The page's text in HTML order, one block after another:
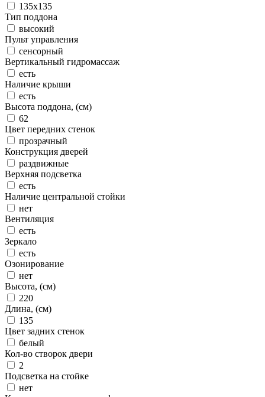
135x135
Тип поддона
высокий
Пульт управления
сенсорный
Вертикальный гидромассаж
есть
Наличие крыши
есть
Высота поддона, (см)
62
Цвет передних стенок
прозрачный
Конструкция дверей
раздвижные
Верхняя подсветка
есть
Наличие центральной стойки
нет
Вентиляция
есть
Зеркало
есть
Озонирование
нет
Высота, (см)
220
Длина, (см)
135
Цвет задних стенок
белый
Кол-во створок двери
2
Подсветка на стойке
нет